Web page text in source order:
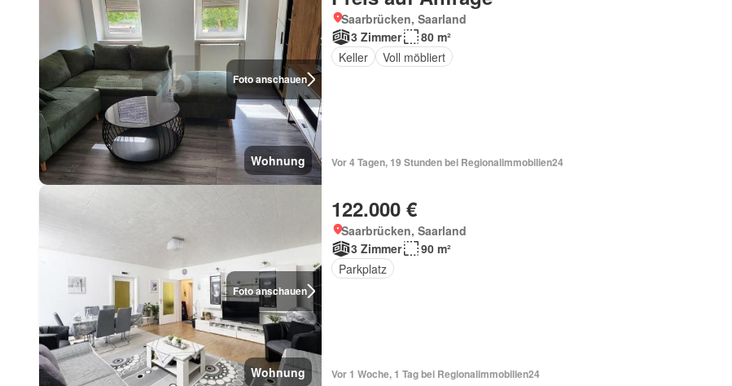
Foto anschauen
Wohnung
Saarbrücken, Saarland
3 Zimmer
80 m²
Keller
Voll möbliert
Vor 4 Tagen, 19 Stunden bei Regionalimmobilien24
Foto anschauen
Wohnung
122.000 €
Saarbrücken, Saarland
3 Zimmer
90 m²
Parkplatz
Vor 1 Woche, 1 Tag bei Regionalimmobilien24